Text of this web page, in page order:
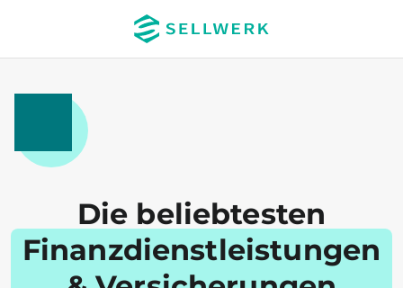
Die beliebtesten
Finanzdienstleistungen